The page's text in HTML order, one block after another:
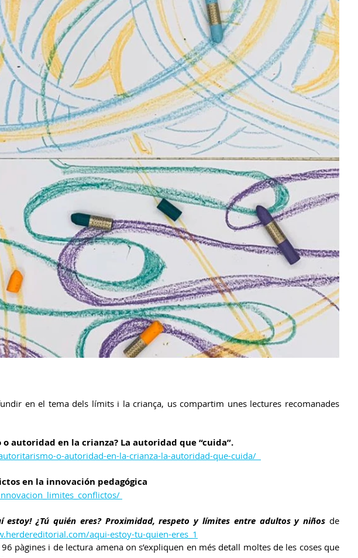
en el tema dels límits i la criança, us compartim unes lectures recomanades
autoridad en la crianza? La autoridad que “cuida”.
o-autoridad-en-la-crianza-la-autoridad-que-cuida/
en la innovación pedagógica
estoy! ¿Tú quién eres? Proximidad, respeto y límites entre adultos y niños de
aqui-estoy-tu-quien-eres_1
pàgines i de lectura amena on s’expliquen en més detall moltes de les coses que